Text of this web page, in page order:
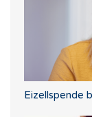
Eizellspende